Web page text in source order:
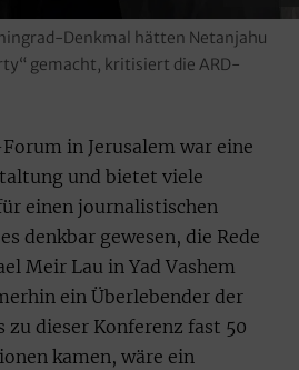
Denkmal hätten Netanjahu
gemacht, kritisiert die ARD-
in Jerusalem war eine
und bietet viele
einen journalistischen
denkbar gewesen, die Rede
Meir Lau in Yad Vashem
ein Überlebender der
zu dieser Konferenz fast 50
kamen, wäre ein